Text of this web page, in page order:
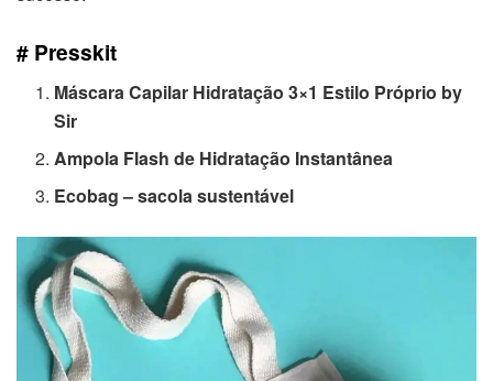
# Presskit
Máscara Capilar Hidratação 3×1 Estilo Próprio by
Sir
Ampola Flash de Hidratação Instantânea
Ecobag – sacola sustentável